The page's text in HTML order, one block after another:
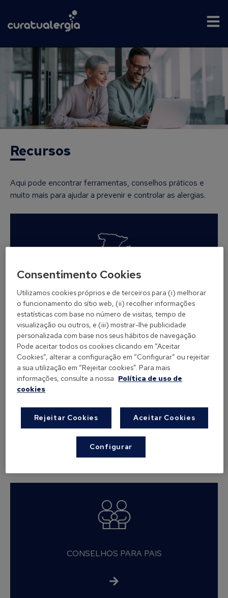
Recursos
Aqui pode encontrar ferramentas, conselhos práticos e
muito mais para ajudar a prevenir e controlar as alergias.
SABIA QUE…?
CONSELHOS PARA PAIS
Consentimento Cookies
Utilizamos cookies próprios e de terceiros para (i) melhorar
o funcionamento do sítio web, (ii) recolher informações
estatísticas com base no número de visitas, tempo de
visualização ou outros, e (iii) mostrar-lhe publicidade
personalizada com base nos seus hábitos de navegação.
Pode aceitar todos os cookies clicando em “Aceitar
Cookies”, alterar a configuração em “Configurar” ou rejeitar
a sua utilização em “Rejeitar cookies”. Para mais
informações, consulte a nossa Política de uso de
cookies
Rejeitar Cookies Aceitar Cookies
Configurar